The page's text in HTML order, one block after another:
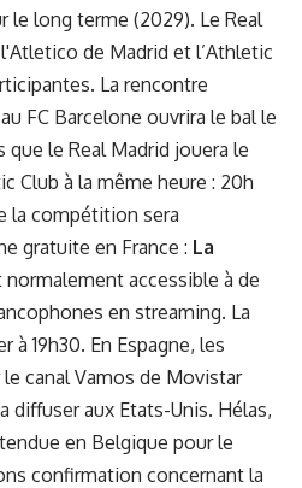
le long terme (2029). Le Real
de Madrid et l’Athletic
La rencontre
FC Barcelone ouvrira le bal le
que le Real Madrid jouera le
Club à la même heure : 20h
la compétition sera
gratuite en France : La
normalement accessible à de
en streaming. La
à 19h30. En Espagne, les
canal Vamos de Movistar
diffuser aux Etats-Unis. Hélas,
en Belgique pour le
confirmation concernant la